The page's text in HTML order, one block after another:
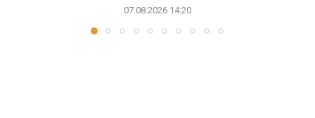
07.08.2026 14:20